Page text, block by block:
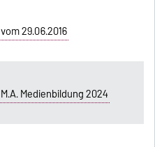
29.06.2016
Medienbildung 2024